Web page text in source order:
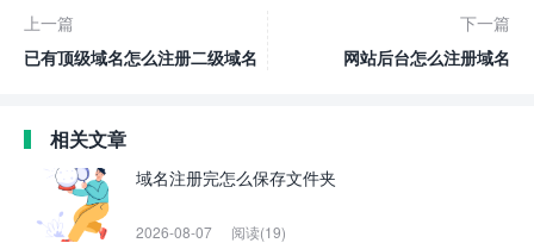
上一篇
已有顶级域名怎么注册二级域名
下一篇
网站后台怎么注册域名
相关文章
域名注册完怎么保存文件夹
2026-08-07 阅读(19)